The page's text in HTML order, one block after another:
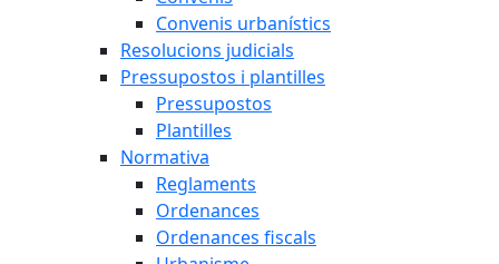
Convenis urbanístics
Resolucions judicials
Pressupostos i plantilles
Pressupostos
Plantilles
Normativa
Reglaments
Ordenances
Ordenances fiscals